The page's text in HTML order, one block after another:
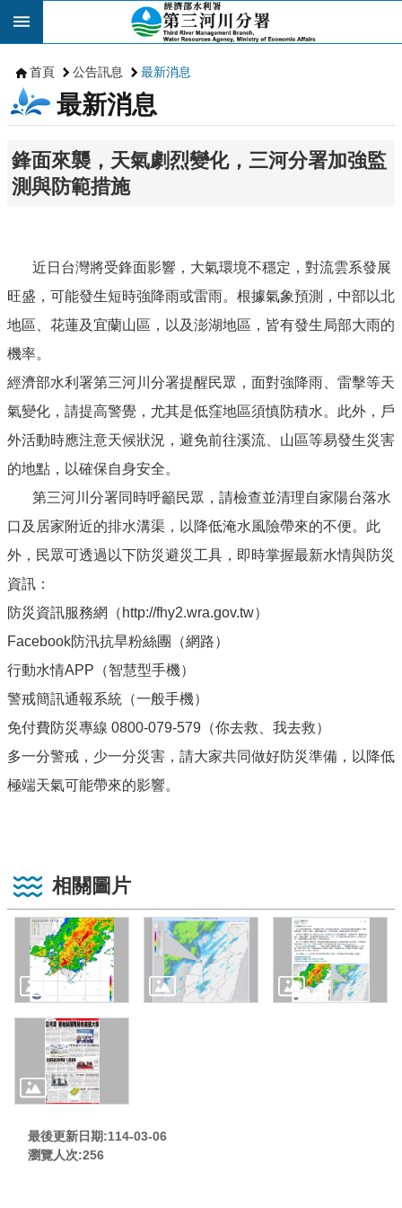
跳到主要內容區塊
首頁 公告訊息 最新消息
最新消息
鋒面來襲，天氣劇烈變化，三河分署加強監
測與防範措施
近日台灣將受鋒面影響，大氣環境不穩定，對流雲系發展
旺盛，可能發生短時強降雨或雷雨。根據氣象預測，中部以北
地區、花蓮及宜蘭山區，以及澎湖地區，皆有發生局部大雨的
機率。
經濟部水利署第三河川分署提醒民眾，面對強降雨、雷擊等天
氣變化，請提高警覺，尤其是低窪地區須慎防積水。此外，戶
外活動時應注意天候狀況，避免前往溪流、山區等易發生災害
的地點，以確保自身安全。
第三河川分署同時呼籲民眾，請檢查並清理自家陽台落水
口及居家附近的排水溝渠，以降低淹水風險帶來的不便。此
外，民眾可透過以下防災避災工具，即時掌握最新水情與防災
資訊：
防災資訊服務網（http://fhy2.wra.gov.tw）
Facebook防汛抗旱粉絲團（網路）
行動水情APP（智慧型手機）
警戒簡訊通報系統（一般手機）
免付費防災專線 0800-079-579（你去救、我去救）
多一分警戒，少一分災害，請大家共同做好防災準備，以降低
極端天氣可能帶來的影響。
相關圖片
最後更新日期:114-03-06
瀏覽人次:256